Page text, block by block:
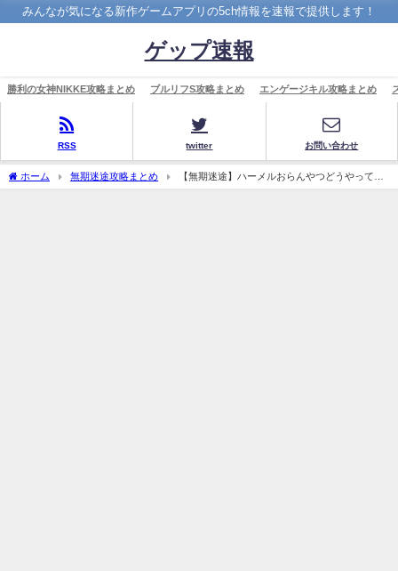
みんなが気になる新作ゲームアプリの5ch情報を速報で提供します！
ゲップ速報
勝利の女神NIKKE攻略まとめ ブルリフS攻略まとめ エンゲージキル攻略まとめ
RSS twitter お問い合わせ
ホーム 無期迷途攻略まとめ
【無期迷途】ハーメルおらんやつどうやって1-4
クリアした？